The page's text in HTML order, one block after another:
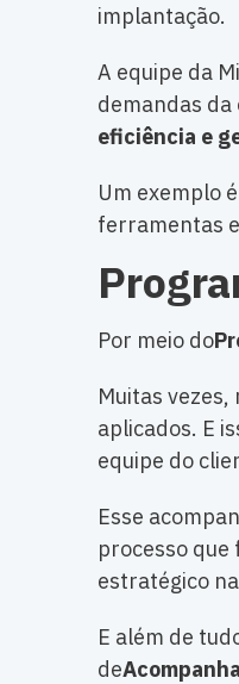
implantação.
A equipe da
demandas da
eficiência e
Um exemplo
ferramentas
Por meio do
Muitas
aplicados. E
equipe do
Esse
processo
estratégico
E além de
de